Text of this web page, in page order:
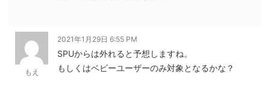
もえ
2021年1月29日 6:55 PM
SPUからは外れると予想しますね。
もしくはベビーユーザーのみ対象となるかな？